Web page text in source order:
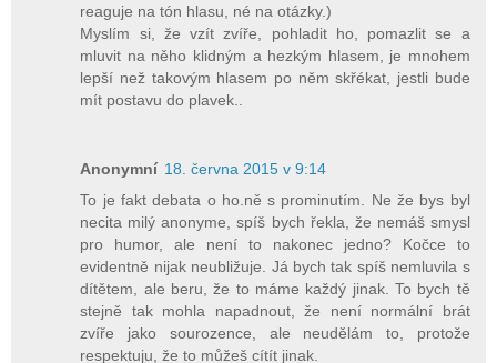
reaguje na tón hlasu, né na otázky.)
Myslím si, že vzít zvíře, pohladit ho, pomazlit se a
mluvit na něho klidným a hezkým hlasem, je mnohem
lepší než takovým hlasem po něm skřékat, jestli bude
mít postavu do plavek..
Anonymní 18. června 2015 v 9:14
To je fakt debata o ho.ně s prominutím. Ne že bys byl
necita milý anonyme, spíš bych řekla, že nemáš smysl
pro humor, ale není to nakonec jedno? Kočce to
evidentně nijak neubližuje. Já bych tak spíš nemluvila s
dítětem, ale beru, že to máme každý jinak. To bych tě
stejně tak mohla napadnout, že není normální brát
zvíře jako sourozence, ale neudělám to, protože
respektuju, že to můžeš cítít jinak.